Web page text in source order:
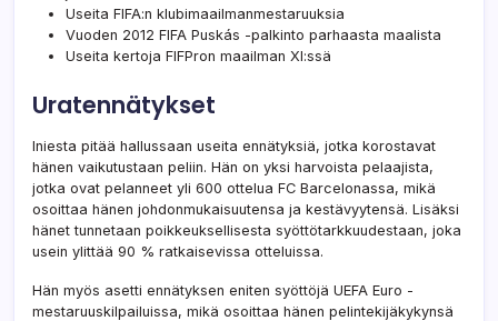
Useita FIFA:n klubimaailmanmestaruuksia
Vuoden 2012 FIFA Puskás -palkinto parhaasta maalista
Useita kertoja FIFPron maailman XI:ssä
Uratennätykset
Iniesta pitää hallussaan useita ennätyksiä, jotka korostavat
hänen vaikutustaan peliin. Hän on yksi harvoista pelaajista,
jotka ovat pelanneet yli 600 ottelua FC Barcelonassa, mikä
osoittaa hänen johdonmukaisuutensa ja kestävyytensä. Lisäksi
hänet tunnetaan poikkeuksellisesta syöttötarkkuudestaan, joka
usein ylittää 90 % ratkaisevissa otteluissa.
Hän myös asetti ennätyksen eniten syöttöjä UEFA Euro -
mestaruuskilpailuissa, mikä osoittaa hänen pelintekijäkykynsä